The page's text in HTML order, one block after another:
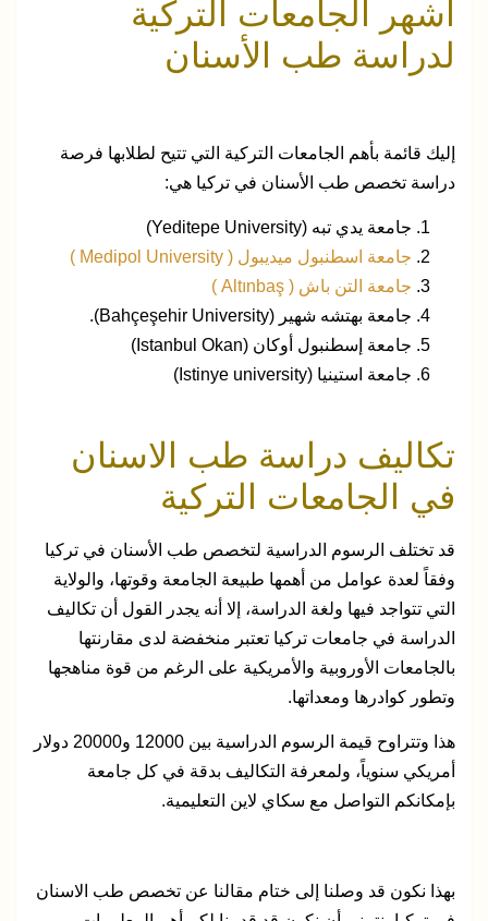
أشهر الجامعات التركية
لدراسة طب الأسنان
إليك قائمة بأهم الجامعات التركية التي تتيح لطلابها فرصة
دراسة تخصص طب الأسنان في تركيا هي:
جامعة يدي تبه (Yeditepe University)
جامعة اسطنبول ميديبول ( Medipol University )
جامعة التن باش ( Altınbaş )
جامعة بهتشه شهير (Bahçeşehir University).
جامعة إسطنبول أوكان (Istanbul Okan)
جامعة استينيا (Istinye university)
تكاليف دراسة طب الاسنان
في الجامعات التركية
قد تختلف الرسوم الدراسية لتخصص طب الأسنان في تركيا
وفقاً لعدة عوامل من أهمها طبيعة الجامعة وقوتها، والولاية
التي تتواجد فيها ولغة الدراسة، إلا أنه يجدر القول أن تكاليف
الدراسة في جامعات تركيا تعتبر منخفضة لدى مقارنتها
بالجامعات الأوروبية والأمريكية على الرغم من قوة مناهجها
وتطور كوادرها ومعداتها.
هذا وتتراوح قيمة الرسوم الدراسية بين 12000 و20000 دولار
أمريكي سنوياً، ولمعرفة التكاليف بدقة في كل جامعة
بإمكانكم التواصل مع سكاي لاين التعليمية.
بهذا نكون قد وصلنا إلى ختام مقالنا عن تخصص طب الاسنان